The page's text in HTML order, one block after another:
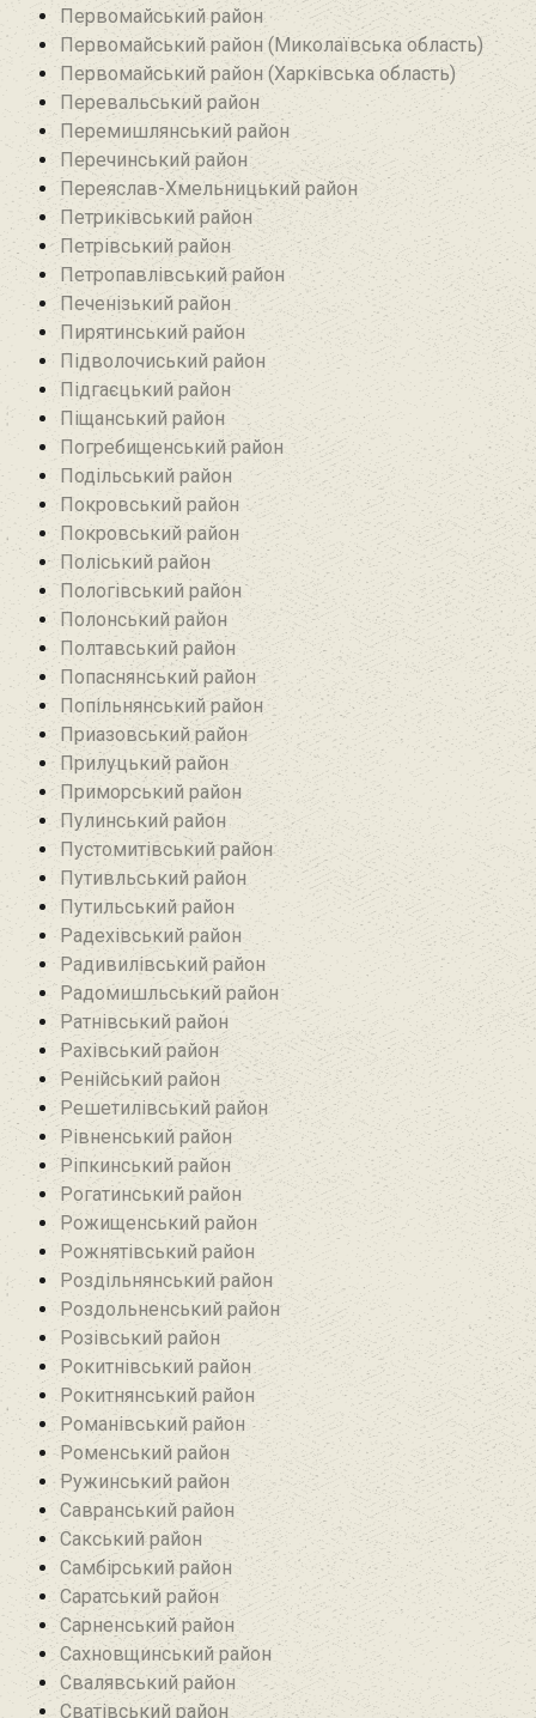
Первомайський район
Первомайський район (Миколаївська область)
Первомайський район (Харківська область)
Перевальський район‎
Перемишлянський район
Перечинський район
Переяслав-Хмельницький район
Петриківський район
Петрівський район‎
Петропавлівський район
Печенізький район
Пирятинський район
Підволочиський район
Підгаєцький район
Піщанський район
Погребищенський район
Подільський район
Покровський район
Покровський район
Поліський район
Пологівський район
Полонський район
Полтавський район
Попаснянський район
Попільнянський район‎
Приазовський район
Прилуцький район
Приморський район
Пулинський район
Пустомитівський район
Путивльський район‎
Путильський район
Радехівський район
Радивилівський район
Радомишльський район‎
Ратнівський район
Рахівський район
Ренійський район
Решетилівський район
Рівненський район
Ріпкинський район
Рогатинський район
Рожищенський район
Рожнятівський район
Роздільнянський район
Роздольненський район
Розівський район‎
Рокитнівський район
Рокитнянський район
Романівський район‎
Роменський район
Ружинський район
Савранський район‎
Сакський район
Самбірський район
Саратський район‎
Сарненський район
Сахновщинський район
Свалявський район
Сватівський район